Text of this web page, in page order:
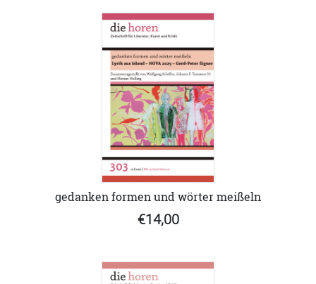
gedanken formen und wörter meißeln
€14,00